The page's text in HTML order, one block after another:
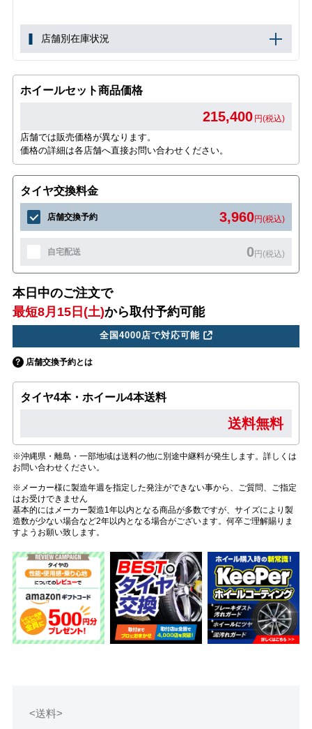
店舗別在庫状況
ホイールセット商品価格
215,400 円(税込)
店舗では販売価格が異なります。
価格の詳細は各店舗へ直接お問い合わせください。
タイヤ交換料金
店舗交換予約 3,960円(税込)
自宅配送 0円(税込)
本日中のご注文で
最短8月15日(土)から取付予約可能
全国4000店で対応可能
店舗交換予約とは
タイヤ4本・ホイール4本送料
送料無料
※沖縄県・離島・一部地域は送料の他に別途中継料が発生します。詳しくは
お問い合わせください。
※メーカー様に製造年週を指定した発注ができない事から、ご質問、ご指定
はお受けできません
基本的にはメーカー製造1年以内となる商品が多数ですが、サイズにより製
造数が少ない場合など2年以内となる場合がございます。何卒ご理解賜りま
すようお願い致します。
<送料>